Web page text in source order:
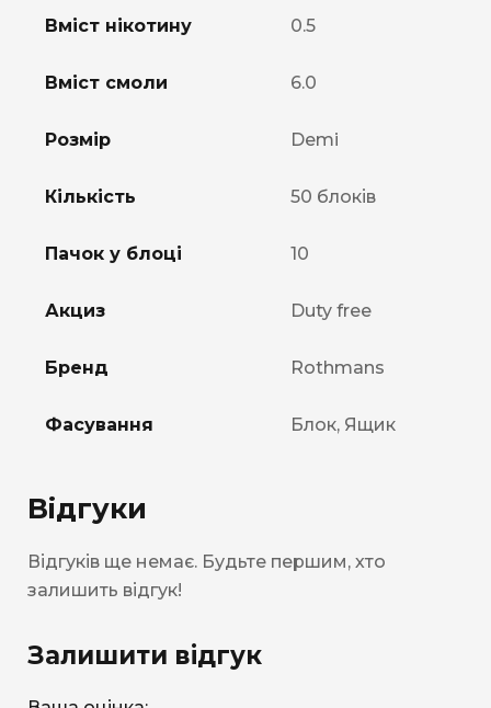
Вміст нікотину 0.5
Вміст смоли 6.0
Розмір Demi
Кількість 50 блоків
Пачок у блоці 10
Акциз Duty free
Бренд Rothmans
Фасування Блок, Ящик
Відгуки
Відгуків ще немає. Будьте першим, хто
залишить відгук!
Залишити відгук